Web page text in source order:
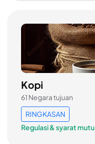
Kopi
61 Negara tujuan
RINGKASAN
Regulasi & syarat mutu